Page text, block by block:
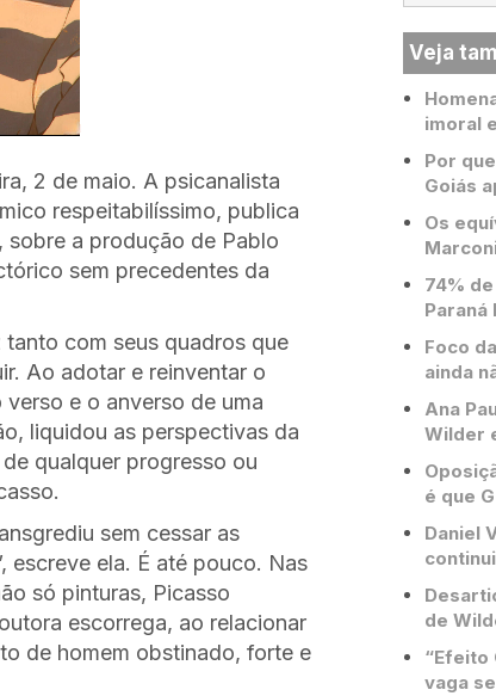
2 de maio. A psicanalista
respeitabilíssimo, publica
a produção de Pablo
sem precedentes da
com seus quadros que
Ao adotar e reinventar o
e o anverso de uma
liquidou as perspectivas da
qualquer progresso ou
sem cessar as
escreve ela. É até pouco. Nas
só pinturas, Picasso
escorrega, ao relacionar
de homem obstinado, forte e
Veja
imoral
Por
Goiás
Os
74%
Foco
ainda
Ana
Wilder
é que
Daniel
de
“Efeito
vaga